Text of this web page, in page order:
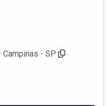
Campinas - SP